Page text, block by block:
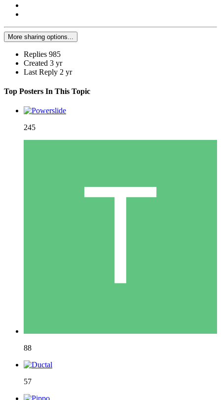
More sharing options...
Replies 985
Created 3 yr
Last Reply 2 yr
Top Posters In This Topic
245
88
57